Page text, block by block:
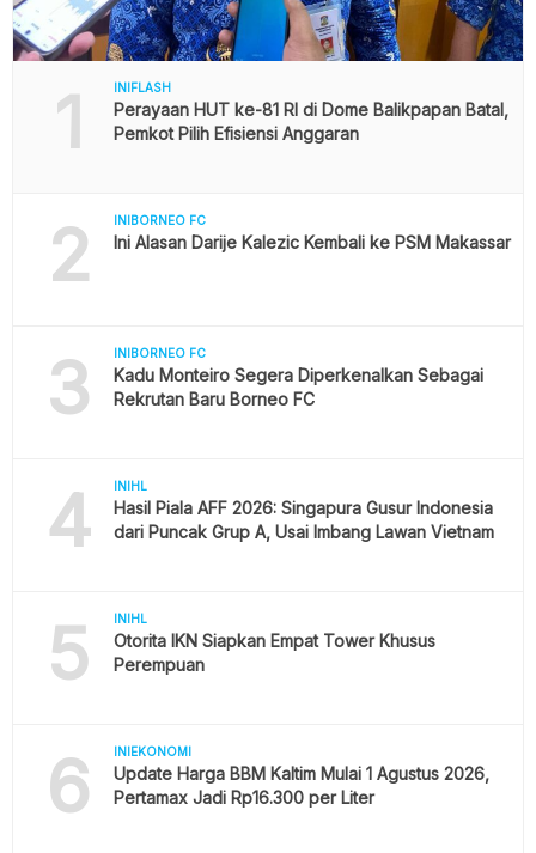
1 INIFLASH
Perayaan HUT ke-81 RI di Dome Balikpapan Batal,
Pemkot Pilih Efisiensi Anggaran
2 INIBORNEO FC
Ini Alasan Darije Kalezic Kembali ke PSM Makassar
3 INIBORNEO FC
Kadu Monteiro Segera Diperkenalkan Sebagai
Rekrutan Baru Borneo FC
4 INIHL
Hasil Piala AFF 2026: Singapura Gusur Indonesia
dari Puncak Grup A, Usai Imbang Lawan Vietnam
5 INIHL
Otorita IKN Siapkan Empat Tower Khusus
Perempuan
6 INIEKONOMI
Update Harga BBM Kaltim Mulai 1 Agustus 2026,
Pertamax Jadi Rp16.300 per Liter